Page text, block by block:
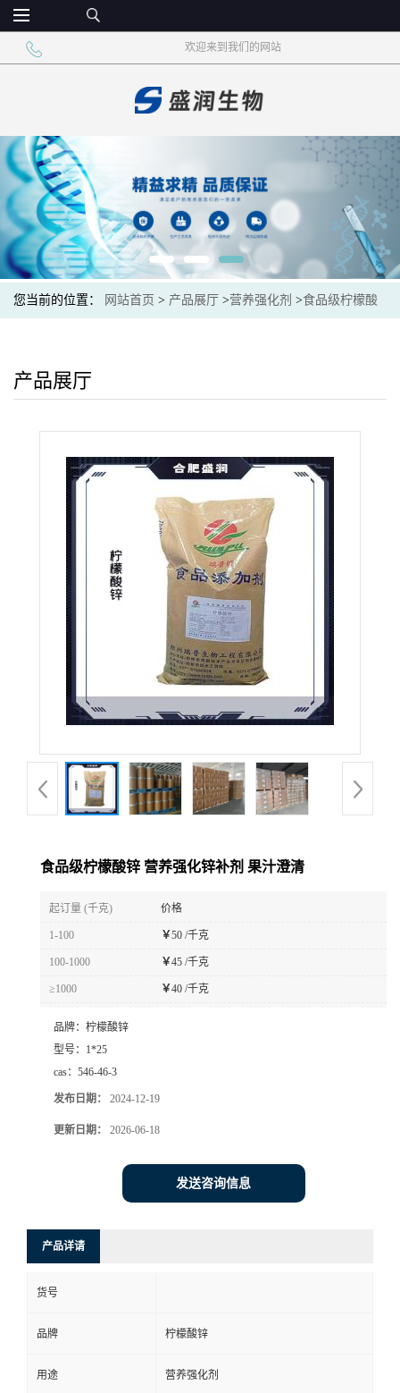
欢迎来到我们的网站
您当前的位置： 网站首页 > 产品展厅 >营养强化剂 >食品级柠檬酸
产品展厅
食品级柠檬酸锌 营养强化锌补剂 果汁澄清
起订量 (千克) 价格
1-100 ￥50 /千克
100-1000 ￥45 /千克
≥1000 ￥40 /千克
品牌： 柠檬酸锌
型号： 1*25
cas： 546-46-3
发布日期： 2024-12-19
更新日期： 2026-06-18
发送咨询信息
产品详请
货号
品牌 柠檬酸锌
用途 营养强化剂